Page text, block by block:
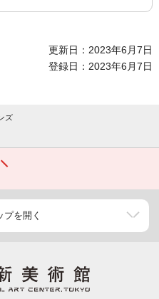
更新日：2023年6月7日
登録日：2023年6月7日
ズ
を開く